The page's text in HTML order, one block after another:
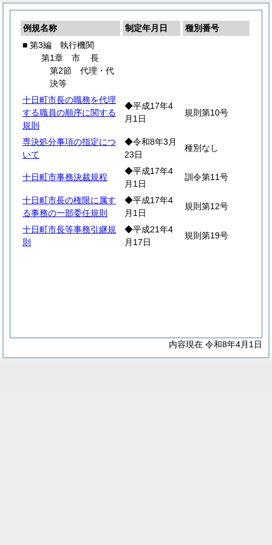
例規名称 制定年月日
種別番号
■ 第3編 執行機関
第1章 市長
第2節 代理・代
決等
十日町市長の職務を代理
する職員の順序に関する
規則
◆平成17年4
月1日
規則第10号
専決処分事項の指定につ
いて
◆令和8年3月
23日
種別なし
十日町市事務決裁規程
◆平成17年4
月1日
訓令第11号
十日町市長の権限に属す
る事務の一部委任規則
◆平成17年4
月1日
規則第12号
十日町市長等事務引継規
則
◆平成21年4
月17日
規則第19号
内容現在 令和8年4月1日